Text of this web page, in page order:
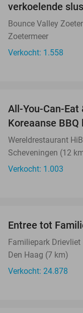
verkoelende
Bounce Valley
Zoetermeer
Verkocht: 1.558
All-You-Can-Eat
Koreaanse
Wereldrestaurant
Scheveningen (12
Verkocht: 1.003
Entree tot
Familiepark Drievliet
Den Haag (7 km)
Verkocht: 24.878